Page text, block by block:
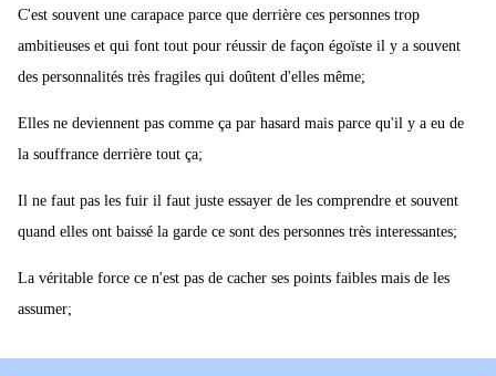
C'est souvent une carapace parce que derrière ces personnes trop
ambitieuses et qui font tout pour réussir de façon égoïste il y a souvent
des personnalités très fragiles qui doûtent d'elles même;
Elles ne deviennent pas comme ça par hasard mais parce qu'il y a eu de
la souffrance derrière tout ça;
Il ne faut pas les fuir il faut juste essayer de les comprendre et souvent
quand elles ont baissé la garde ce sont des personnes très interessantes;
La véritable force ce n'est pas de cacher ses points faibles mais de les
assumer;